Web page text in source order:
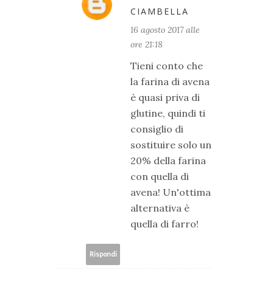
CIAMBELLA
16 agosto 2017 alle
ore 21:18
Tieni conto che
la farina di avena
è quasi priva di
glutine, quindi ti
consiglio di
sostituire solo un
20% della farina
con quella di
avena! Un'ottima
alternativa è
quella di farro!
Rispondi